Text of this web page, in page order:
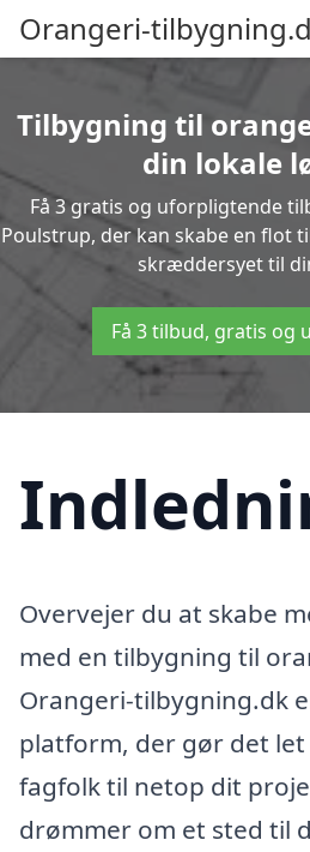
Orangeri-
Tilbygning til
din lokale
Få 3 gratis og uforpligtende
Poulstrup, der kan skabe en flot
skræddersyet til
Få 3 tilbud, gratis og
Overvejer du at skabe
med en tilbygning til
Orangeri-tilbygning.dk
platform, der gør det
fagfolk til netop dit
drømmer om et sted til